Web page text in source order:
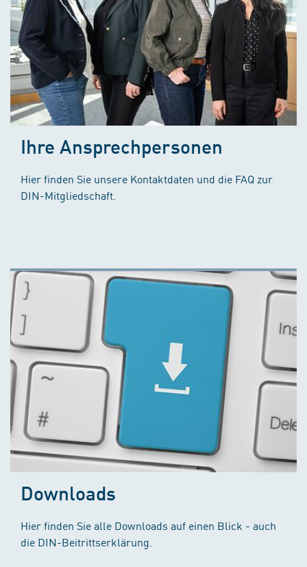
Ihre Ansprechpersonen
Hier finden Sie unsere Kontaktdaten und die FAQ zur
DIN-Mitgliedschaft.
Downloads
Hier finden Sie alle Downloads auf einen Blick - auch
die DIN-Beitrittserklärung.